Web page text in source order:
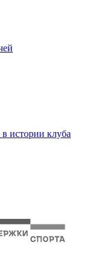
истории клуба